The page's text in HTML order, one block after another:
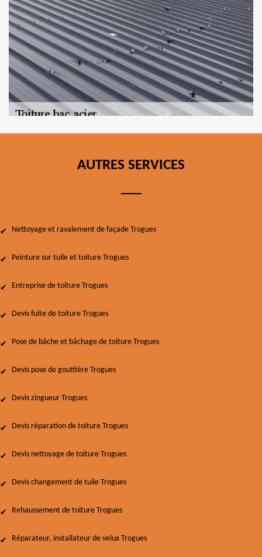
AUTRES SERVICES
Nettoyage et ravalement de façade Trogues
Peinture sur tuile et toiture Trogues
Entreprise de toiture Trogues
Devis fuite de toiture Trogues
Pose de bâche et bâchage de toiture Trogues
Devis pose de gouttière Trogues
Devis zingueur Trogues
Devis réparation de toiture Trogues
Devis nettoyage de toiture Trogues
Devis changement de tuile Trogues
Rehaussement de toiture Trogues
Réparateur, installateur de velux Trogues